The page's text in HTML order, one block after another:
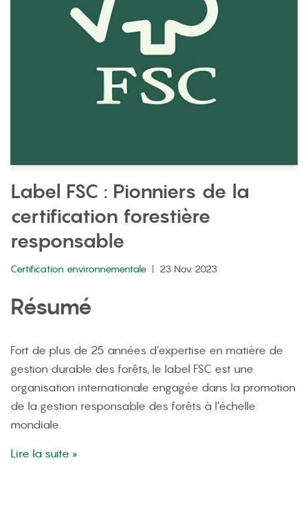
Label FSC : Pionniers de la
certification forestière
responsable
Certification environnementale 23 Nov. 2023
Résumé
Fort de plus de 25 années d’expertise en matière de
gestion durable des forêts, le label FSC est une
organisation internationale engagée dans la promotion
de la gestion responsable des forêts à l’échelle
mondiale.
Lire la suite »